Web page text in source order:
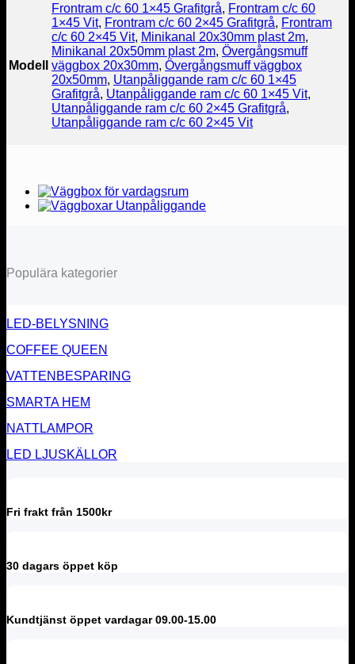
Modell
Frontram c/c 60 1×45 Grafitgrå, Frontram c/c 60
1×45 Vit, Frontram c/c 60 2×45 Grafitgrå, Frontram
c/c 60 2×45 Vit, Minikanal 20x30mm plast 2m,
Minikanal 20x50mm plast 2m, Övergångsmuff
väggbox 20x30mm, Övergångsmuff väggbox
20x50mm, Utanpåliggande ram c/c 60 1×45
Grafitgrå, Utanpåliggande ram c/c 60 1×45 Vit,
Utanpåliggande ram c/c 60 2×45 Grafitgrå,
Utanpåliggande ram c/c 60 2×45 Vit
Populära kategorier
LED-BELYSNING
COFFEE QUEEN
VATTENBESPARING
SMARTA HEM
NATTLAMPOR
LED LJUSKÄLLOR
Fri frakt från 1500kr
30 dagars öppet köp
Kundtjänst öppet vardagar 09.00-15.00